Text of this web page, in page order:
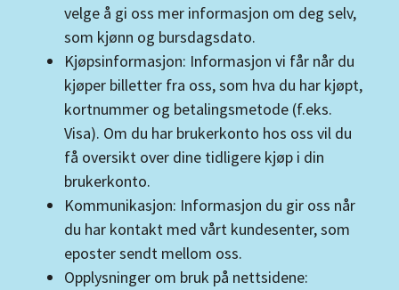
velge å gi oss mer informasjon om deg selv,
som kjønn og bursdagsdato.
Kjøpsinformasjon: Informasjon vi får når du
kjøper billetter fra oss, som hva du har kjøpt,
kortnummer og betalingsmetode (f.eks.
Visa). Om du har brukerkonto hos oss vil du
få oversikt over dine tidligere kjøp i din
brukerkonto.
Kommunikasjon: Informasjon du gir oss når
du har kontakt med vårt kundesenter, som
eposter sendt mellom oss.
Opplysninger om bruk på nettsidene: